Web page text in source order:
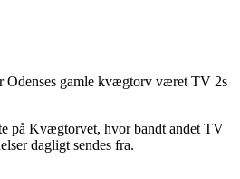
Odenses gamle kvægtorv været TV 2s
på Kvægtorvet, hvor bandt andet TV
dagligt sendes fra.